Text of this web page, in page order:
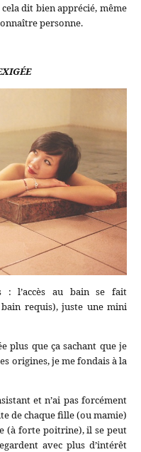
dit bien apprécié, même
personne.
: l’accès au bain se fait
requis), juste une mini
plus que ça sachant que je
origines, je me fondais à la
et n’ai pas forcément
de chaque fille (ou mamie)
(à forte poitrine), il se peut
avec plus d’intérêt